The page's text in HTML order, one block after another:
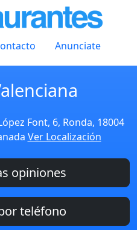
Anunciate
Font, 6, Ronda, 18004
Ver Localización
opiniones
teléfono